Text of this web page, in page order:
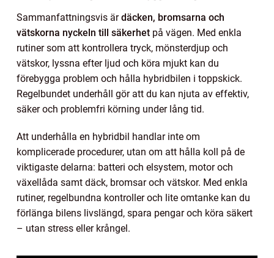
Sammanfattningsvis ärdäcken, bromsarna och
vätskorna nyckeln till säkerhet på vägen. Med enkla
rutiner som att kontrollera tryck, mönsterdjup och
vätskor, lyssna efter ljud och köra mjukt kan du
förebygga problem och hålla hybridbilen i toppskick.
Regelbundet underhåll gör att du kan njuta av effektiv,
säker och problemfri körning under lång tid.
Att underhålla en hybridbil handlar inte om
komplicerade procedurer, utan om att hålla koll på de
viktigaste delarna: batteri och elsystem, motor och
växellåda samt däck, bromsar och vätskor. Med enkla
rutiner, regelbundna kontroller och lite omtanke kan du
förlänga bilens livslängd, spara pengar och köra säkert
– utan stress eller krångel.